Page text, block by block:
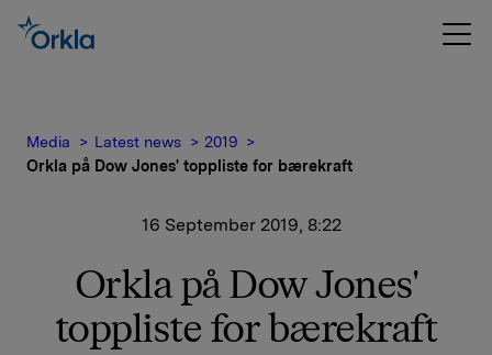
Media Latest news
2019
Orkla på Dow Jones' toppliste for bærekraft
16 September 2019, 8:22
Orkla på Dow Jones'
toppliste for bærekraft